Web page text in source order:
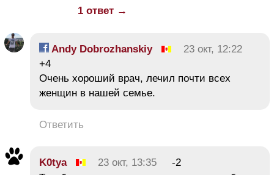
1 ответ →
Andy Dobrozhanskiy
23 окт, 12:22
+4
Очень хороший врач, лечил почти всех
женщин в нашей семье.
Ответить
K0tya 23 окт, 13:35
-2